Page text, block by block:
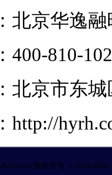
北京华逸
400-810-
北京市东
http://
版权所有 © 2019-